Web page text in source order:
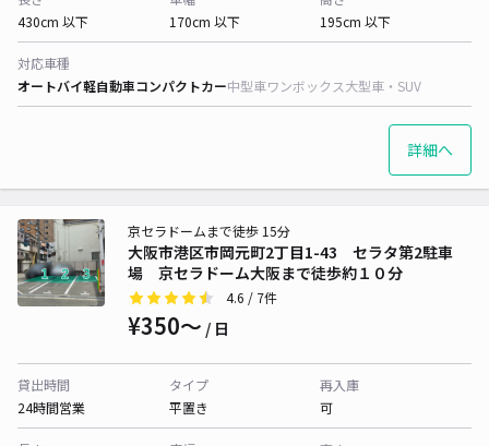
430cm 以下
170cm 以下
195cm 以下
対応車種
オートバイ軽自動車コンパクトカー中型車ワンボックス大型車・SUV
詳細へ
大阪市港区市岡元町2丁目1-43 セラタ第2駐車
場 京セラドーム大阪まで徒歩約１０分
京セラドームまで徒歩 15分
4.6 / 7件
¥350〜 / 日
貸出時間
24時間営業
タイプ
平置き
再入庫
可